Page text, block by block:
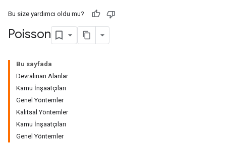
Bu size yardımcı oldu mu?
Poisson
Bu sayfada
Devralınan Alanlar
Kamu İnşaatçıları
Genel Yöntemler
Kalıtsal Yöntemler
Kamu İnşaatçıları
Genel Yöntemler